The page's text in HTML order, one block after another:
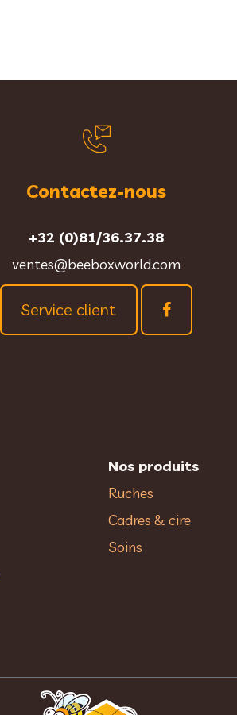
Contactez-nous
+32 (0)81/36.37.38
ventes@beeboxworld.com
Service client
Nos produits
Ruches
Cadres & cire
Soins